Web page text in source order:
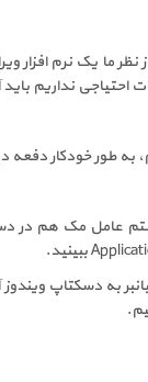
نظر ما یک نرم افزار
احتیاجی نداریم
طور خودکار دفعه
عامل مک هم در
ببینید.
به دسکتاپ ویندوز